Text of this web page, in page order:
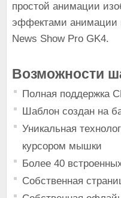
простой анимации
эффектами анимации
News Show Pro GK4.
Возможности
Полная поддержка
Шаблон создан на
Уникальная
курсором мышки
Более 40
Собственная